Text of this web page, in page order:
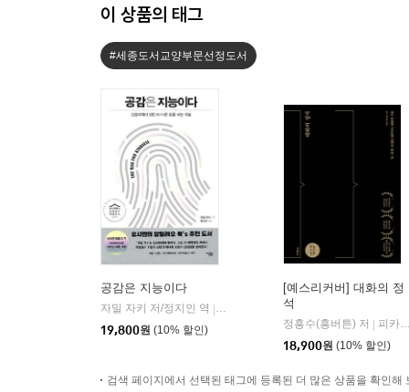
이 상품의 태그
#세종도서교양부문선정도서
공감은 지능이다
자밀 자키 저/정지인 역
심심
19,800원 (10% 할인)
[예스리커버] 대화의 정
석
정흥수(흥버튼) 저
피카(FIKA)
18,900원 (10% 할인)
검색 페이지에서 선택된 태그에 등록된 더 많은 상품을 확인해